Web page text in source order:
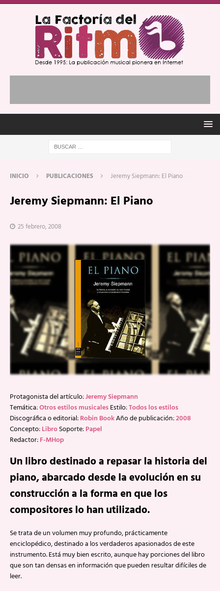
INICIO PUBLICACIONES Jeremy Siepmann: El Piano
Jeremy Siepmann: El Piano
25 febrero, 2008
Protagonista del artículo:Jeremy Siepmann
Temática:Otros estilos musicalesEstilo:Todos los estilos
Discográfica o editorial:Robin BookAño de publicación:2008
Concepto:LibroSoporte:Papel
Redactor:F-MHop
Un libro destinado a repasar la historia del
piano, abarcado desde la evolución en su
construcción a la forma en que los
compositores lo han utilizado.
Se trata de un volumen muy profundo, prácticamente
enciclopédico, destinado a los verdaderos apasionados de este
instrumento. Está muy bien escrito, aunque hay porciones del libro
que son tan densas en información que pueden resultar difíciles de
leer.